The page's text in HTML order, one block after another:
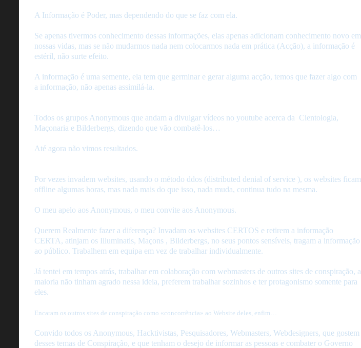
A Informação é Poder, mas dependendo do que se faz com ela.
Se apenas tivermos conhecimento dessas informações, elas apenas adicionam conhecimento novo em
nossas vidas, mas se não mudarmos nada nem colocarmos nada em prática (Acção), a informação é
estéril, não surte efeito.
A informação é uma semente, ela tem que germinar e gerar alguma acção, temos que fazer algo com
a informação, não apenas assimilá-la.
Todos os grupos Anonymous que andam a divulgar vídeos no youtube acerca da Cientologia,
Maçonaria e Bilderbergs, dizendo que vão combatê-los…
Até agora não vimos resultados.
Por vezes invadem websites, usando o método ddos (distributed denial of service ), os websites ficam
offline algumas horas, mas nada mais do que isso, nada muda, continua tudo na mesma.
O meu apelo aos Anonymous, o meu convite aos Anonymous.
Querem Realmente fazer a diferença? Invadam os websites CERTOS e retirem a informação
CERTA, atinjam os Illuminatis, Maçons , Bilderbergs, no seus pontos sensíveis, tragam a informação
ao público. Trabalhem em equipa em vez de trabalhar individualmente.
Já tentei em tempos atrás, trabalhar em colaboração com webmasters de outros sites de conspiração, a
maioria não tinham agrado nessa ideia, preferem trabalhar sozinhos e ter protagonismo somente para
eles.
Encaram os outros sites de conspiração como «concorrência» ao Website deles, enfim…
Convido todos os Anonymous, Hacktivistas, Pesquisadores, Webmasters, Webdesigners, que gostem
desses temas de Conspiração, e que tenham o desejo de informar as pessoas e combater o Governo